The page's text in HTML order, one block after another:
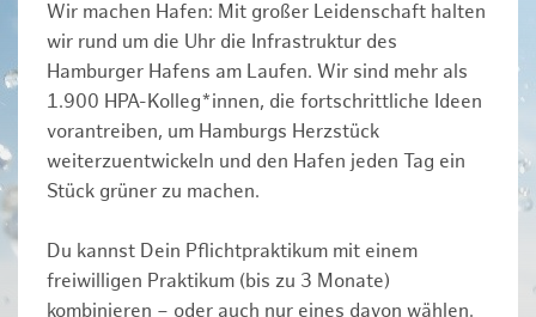
Wir machen Hafen: Mit großer Leidenschaft halten
wir rund um die Uhr die Infrastruktur des
Hamburger Hafens am Laufen. Wir sind mehr als
1.900 HPA-Kolleg*innen, die fortschrittliche Ideen
vorantreiben, um Hamburgs Herzstück
weiterzuentwickeln und den Hafen jeden Tag ein
Stück grüner zu machen.
Du kannst Dein Pflichtpraktikum mit einem
freiwilligen Praktikum (bis zu 3 Monate)
kombinieren – oder auch nur eines davon wählen.